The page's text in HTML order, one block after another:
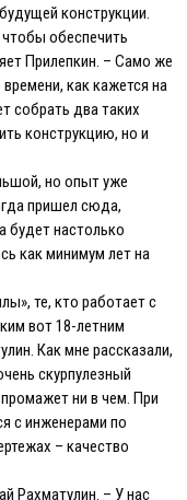
конструкции.
обеспечить
Прилепкин. – Само же
как кажется на
собрать два таких
конструкцию, но и
но опыт уже
пришел сюда,
будет настолько
как минимум лет на
те, кто работает с
вот 18-летним
Как мне рассказали,
скурпулезный
ни в чем. При
с инженерами по
– качество
Рахматулин. – У нас